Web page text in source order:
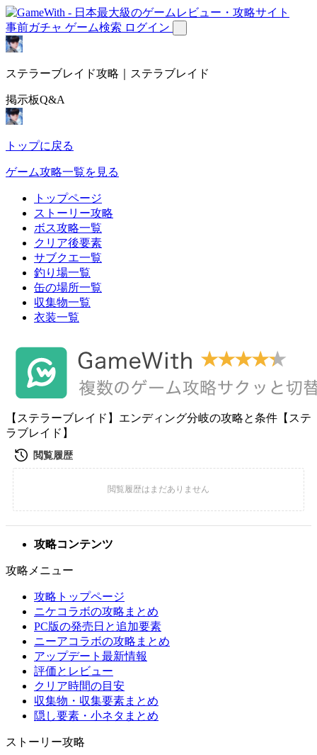
事前ガチャ ゲーム検索 ログイン
ステラーブレイド攻略｜ステラブレイド
掲示板Q&A
トップに戻る
ゲーム攻略一覧を見る
トップページ
ストーリー攻略
ボス攻略一覧
クリア後要素
サブクエ一覧
釣り場一覧
缶の場所一覧
収集物一覧
衣装一覧
【ステラーブレイド】エンディング分岐の攻略と条件【ステ
ラブレイド】
攻略コンテンツ
攻略メニュー
攻略トップページ
ニケコラボの攻略まとめ
PC版の発売日と追加要素
ニーアコラボの攻略まとめ
アップデート最新情報
評価とレビュー
クリア時間の目安
収集物・収集要素まとめ
隠し要素・小ネタまとめ
ストーリー攻略